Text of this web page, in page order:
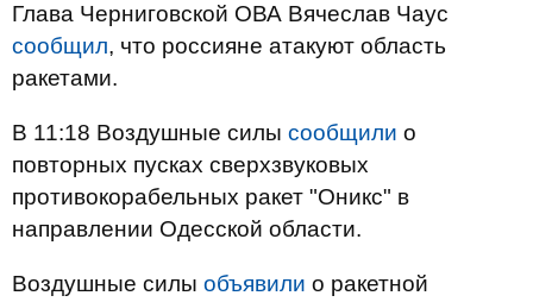
Глава Черниговской ОВА Вячеслав Чаус
сообщил, что россияне атакуют область
ракетами.
В 11:18 Воздушные силы сообщили о
повторных пусках сверхзвуковых
противокорабельных ракет "Оникс" в
направлении Одесской области.
Воздушные силы объявили о ракетной